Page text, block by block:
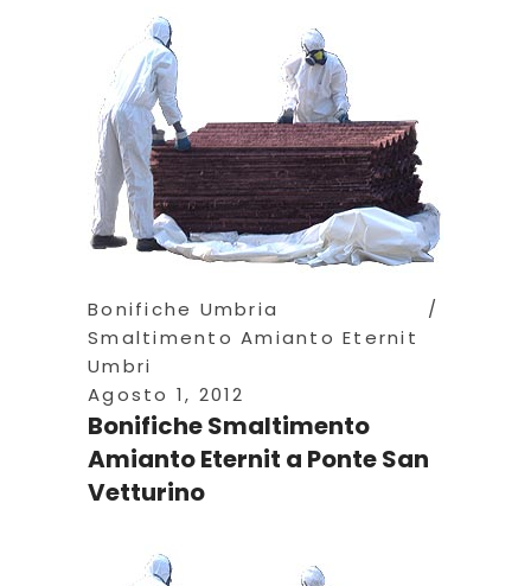
Bonifiche Umbria
Smaltimento Amianto Eternit
Umbri
Agosto 1, 2012
Bonifiche Smaltimento
Amianto Eternit a Ponte San
Vetturino